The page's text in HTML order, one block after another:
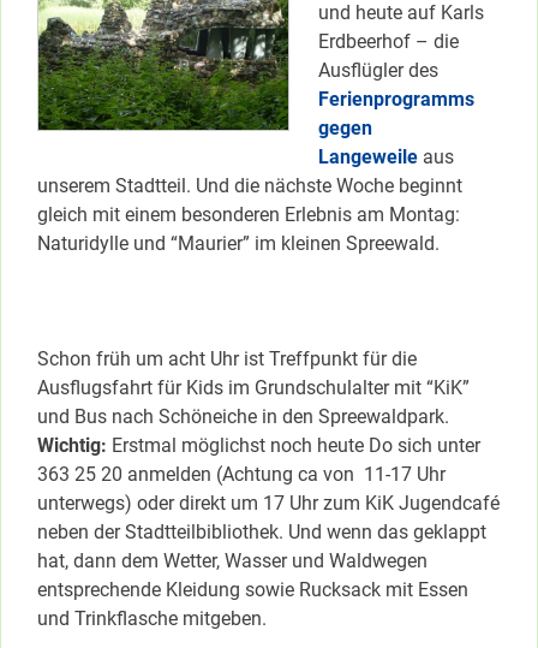
und heute auf Karls
Erdbeerhof – die
Ausflügler des
Ferienprogramms
gegen
Langeweile aus
unserem Stadtteil. Und die nächste Woche beginnt
gleich mit einem besonderen Erlebnis am Montag:
Naturidylle und “Maurier” im kleinen Spreewald.
Schon früh um acht Uhr ist Treffpunkt für die
Ausflugsfahrt für Kids im Grundschulalter mit “KiK”
und Bus nach Schöneiche in den Spreewaldpark.
Wichtig: Erstmal möglichst noch heute Do sich unter
363 25 20 anmelden (Achtung ca von 11-17 Uhr
unterwegs) oder direkt um 17 Uhr zum KiK Jugendcafé
neben der Stadtteilbibliothek. Und wenn das geklappt
hat, dann dem Wetter, Wasser und Waldwegen
entsprechende Kleidung sowie Rucksack mit Essen
und Trinkflasche mitgeben.